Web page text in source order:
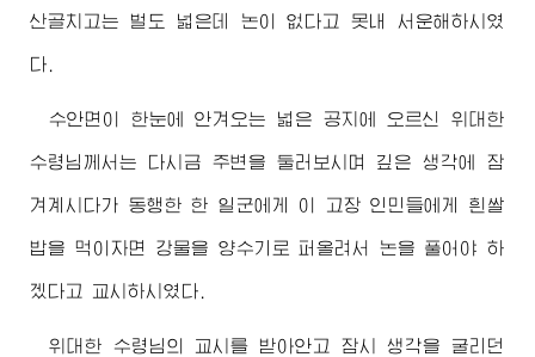
산골치고는 벌도 넓은데 논이 없다고 못내 서운해하시였
다.
수안면이 한눈에 안겨오는 넓은 공지에 오르신 위대한
수령님께서 는 다시금 주변을 둘러보시며 깊은 생각에 잠
겨계시다가 동행한 한 일군에게 이 고장 인민들에게 흰쌀
밥을 먹이자면 강물을 양수기로 퍼올려서 논을 풀어야 하
겠다고 교시하시였다.
위대한 수령님 의 교시를 받아안고 잠시 생각을 굴리던